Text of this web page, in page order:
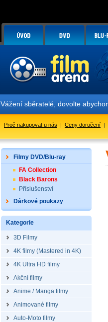
Vážení sběratelé, dovolte
Proč nakupovat u nás | Ceny doručení |
Filmy DVD/Blu-ray
FA Collection
Black Barons
Příslušenství
Dárkové poukazy
Kategorie
3D Filmy
4K filmy (Mastered in 4K)
4K Ultra HD filmy
Akční filmy
Anime / Manga filmy
Animované filmy
Auto-Moto filmy